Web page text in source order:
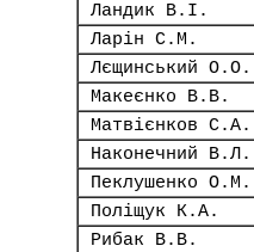
Ландик В.І.
Ларін С.М.
Лєщинський О.О.
Макеєнко В.В.
Матвієнков С.А.
Наконечний В.Л.
Пеклушенко О.М.
Поліщук К.А.
Рибак В.В.